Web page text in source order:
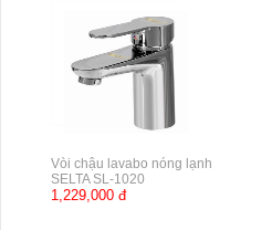
Vòi chậu lavabo nóng lạnh
SELTA SL-1020
1,229,000 đ